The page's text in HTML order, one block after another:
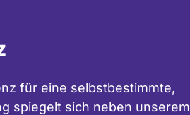
für eine selbstbestimmte,
spiegelt sich neben unserem